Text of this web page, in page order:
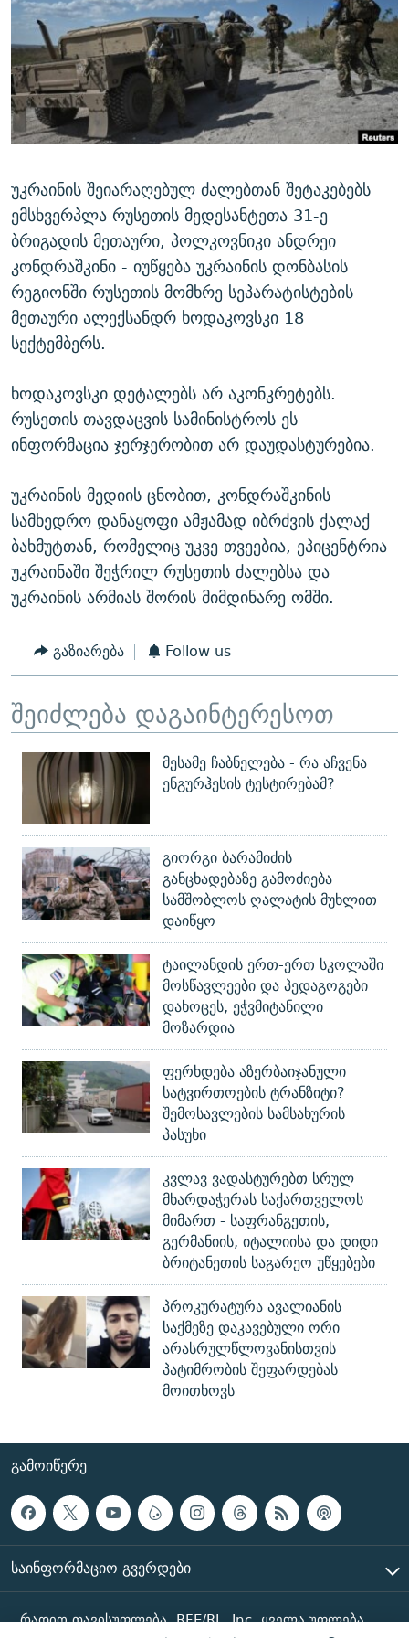
ᲛᲝᲚᲐᲞᲐᲠᲐᲙᲔ ᲢᲔᲥᲡᲢᲔᲑᲘ
ᲨᲘᲜ - ᲣᲪᲮᲝᲔᲗᲨᲘ
ᲚᲘᲢᲔᲠᲐᲢᲣᲠᲣᲚᲘ ᲬᲐᲮᲜᲐᲒᲔᲑᲘ
ᲐᲛᲔᲠᲘᲙᲣᲚᲘ ᲛᲝᲗᲮᲠᲝᲑᲐ
ᲘᲛᲞᲔᲠᲘᲐ ᲓᲐ ᲠᲐᲓᲘᲝ
ᲩᲔᲛᲘ ᲡᲘᲙᲕᲓᲘᲚᲘᲡ ᲛᲘᲖᲔᲖᲘᲐ COVID-19
11 ᲬᲔᲚᲘ - 11 ᲐᲛᲑᲐᲕᲘ
ᲡᲐᲞᲐᲠᲚᲐᲛᲔᲜᲢᲝ ᲐᲠᲩᲔᲕᲜᲔᲑᲘᲡ ᲘᲡᲢᲝᲠᲘᲐ
ᲑᲐᲕᲨᲕᲔᲑᲘ ᲞᲠᲝᲡᲢᲘᲢᲣᲪᲘᲐᲨᲘ - ᲐᲛᲝᲣᲗᲥᲛᲔᲚᲘ ᲐᲛᲑᲐᲕᲘ
5 ᲐᲛᲑᲐᲕᲘ - 20 ᲘᲕᲜᲘᲡᲡ ᲓᲐᲨᲐᲕᲔᲑᲣᲚᲔᲑᲘ
ᲐᲒᲕᲘᲡᲢᲝᲡ ᲝᲛᲘ
ПРИВЕТ ᲙᲣᲚᲢᲣᲠᲐ
ᲒᲐᲛᲝᲘᲬᲔᲠᲔ
რთე/რთ-ის ყველა საიტი
უკრაინის შეიარაღებულ ძალებთან შეტაკებებს
ემსხვერპლა რუსეთის მედესანტეთა 31-ე
ბრიგადის მეთაური, პოლკოვნიკი ანდრეი
კონდრაშკინი - იუწყება უკრაინის დონბასის
რეგიონში რუსეთის მომხრე სეპარატისტების
მეთაური ალექსანდრ ხოდაკოვსკი 18
სექტემბერს.
ხოდაკოვსკი დეტალებს არ აკონკრეტებს.
რუსეთის თავდაცვის სამინისტროს ეს
ინფორმაცია ჯერჯერობით არ დაუდასტურებია.
უკრაინის მედიის ცნობით, კონდრაშკინის
სამხედრო დანაყოფი ამჟამად იბრძვის ქალაქ
ბახმუტთან, რომელიც უკვე თვეებია, ეპიცენტრია
უკრაინაში შეჭრილ რუსეთის ძალებსა და
უკრაინის არმიას შორის მიმდინარე ომში.
გაზიარება Follow us
შეიძლება დაგაინტერესოთ
მესამე ჩაბნელება - რა აჩვენა
ენგურჰესის ტესტირებამ?
გიორგი ბარამიძის
განცხადებაზე გამოძიება
სამშობლოს ღალატის მუხლით
დაიწყო
ტაილანდის ერთ-ერთ სკოლაში
მოსწავლეები და პედაგოგები
დახოცეს, ეჭვმიტანილი
მოზარდია
ფერხდება აზერბაიჯანული
სატვირთოების ტრანზიტი?
შემოსავლების სამსახურის
პასუხი
კვლავ ვადასტურებთ სრულ
მხარდაჭერას საქართველოს
მიმართ - საფრანგეთის,
გერმანიის, იტალიისა და დიდი
ბრიტანეთის საგარეო უწყებები
პროკურატურა ავალიანის
საქმეზე დაკავებული ორი
არასრულწლოვანისთვის
პატიმრობის შეფარდებას
მოითხოვს
ᲒᲐᲛᲝᲘᲬᲔᲠᲔ
ᲡᲐᲘᲜᲤᲝᲠᲛᲐᲪᲘᲝ ᲒᲕᲔᲠᲓᲔᲑᲘ
რადიო თავისუფლება, RFE/RL, Inc. ყველა უფლება